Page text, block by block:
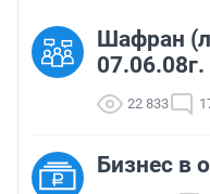
Шафран
22 833
Бизнес в